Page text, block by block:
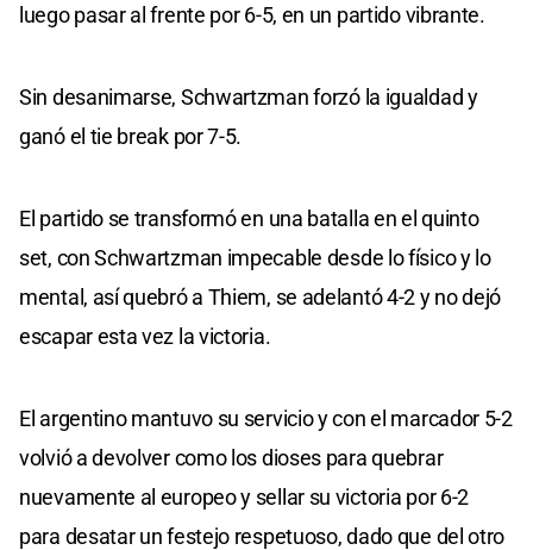
luego pasar al frente por 6-5, en un partido vibrante.
Sin desanimarse, Schwartzman forzó la igualdad y
ganó el tie break por 7-5.
El partido se transformó en una batalla en el quinto
set, con Schwartzman impecable desde lo físico y lo
mental, así quebró a Thiem, se adelantó 4-2 y no dejó
escapar esta vez la victoria.
El argentino mantuvo su servicio y con el marcador 5-2
volvió a devolver como los dioses para quebrar
nuevamente al europeo y sellar su victoria por 6-2
para desatar un festejo respetuoso, dado que del otro